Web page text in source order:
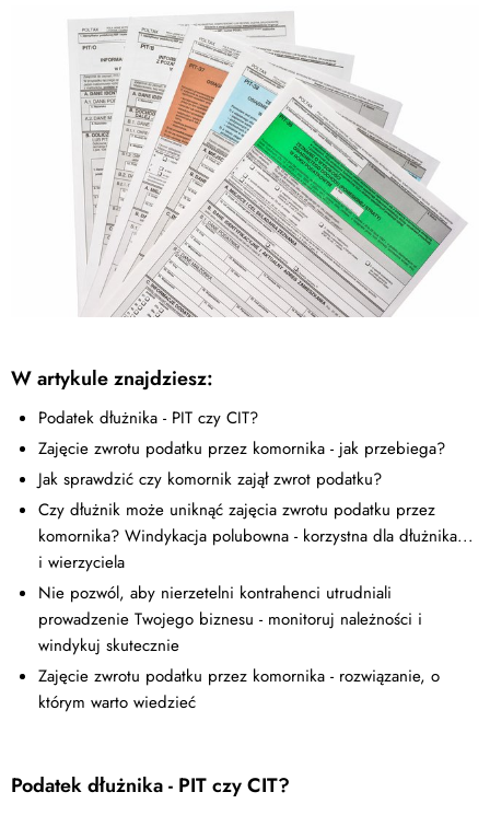
W artykule znajdziesz:
Podatek dłużnika - PIT czy CIT?
Zajęcie zwrotu podatku przez komornika - jak przebiega?
Jak sprawdzić czy komornik zajął zwrot podatku?
Czy dłużnik może uniknąć zajęcia zwrotu podatku przez
komornika? Windykacja polubowna - korzystna dla dłużnika...
i wierzyciela
Nie pozwól, aby nierzetelni kontrahenci utrudniali
prowadzenie Twojego biznesu - monitoruj należności i
windykuj skutecznie
Zajęcie zwrotu podatku przez komornika - rozwiązanie, o
którym warto wiedzieć
Podatek dłużnika - PIT czy CIT?